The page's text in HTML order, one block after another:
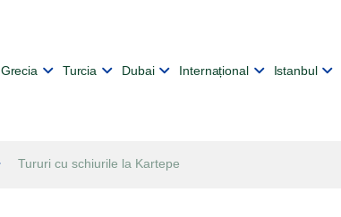
Grecia Turcia Dubai Internațional Istanbul
Tururi cu schiurile la Kartepe